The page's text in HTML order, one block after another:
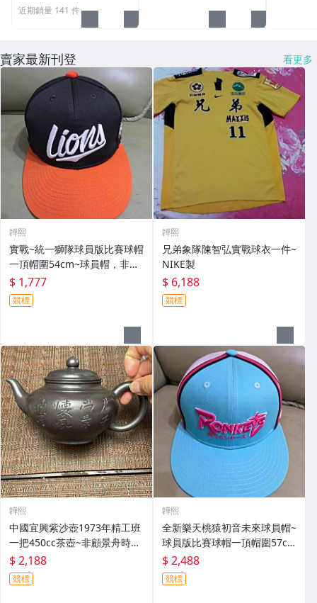
近期銷量 141 件
賣家最新刊登 看更多
韡熙
實戰~統一獅隊球員版比賽球帽
一頂帽圍54cm~球員帽，非實
戰球
$ 1,777
競標
韡熙
兄弟象隊陳智弘實戰球衣一件~
NIKE製
$ 6,188
競標
韡熙
中國宜興紫沙壺1973年精工班
一把450cc茶壺~非顧景舟時大
彬蔣蓉，
$ 2,188
競標
韡熙
全新樂天桃猿初音未來球員帽~
球員版比賽球帽一頂帽圍57cm
~非實戰球女孩卡
$ 2,488
競標